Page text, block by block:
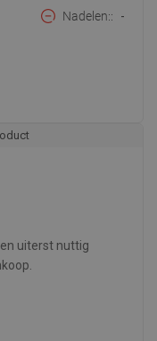
Nadelen: -
uiterst nuttig